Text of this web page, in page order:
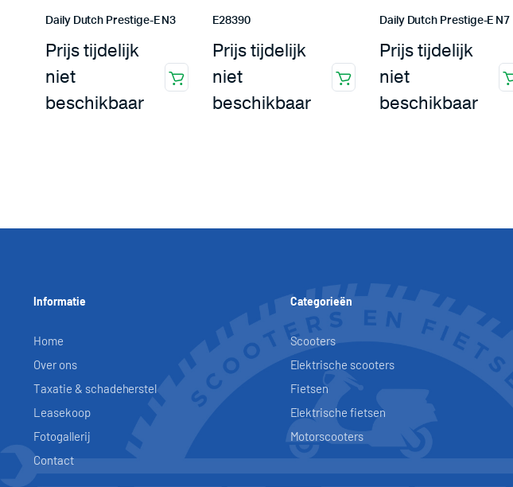
Daily Dutch Prestige-E N3
Prijs tijdelijk
niet
beschikbaar
E28390
Prijs tijdelijk
niet
beschikbaar
Daily Dutch Prestige-E N7
Prijs tijdelijk
niet
beschikbaar
Informatie
Home
Over ons
Taxatie & schadeherstel
Leasekoop
Fotogallerij
Contact
Categorieën
Scooters
Elektrische scooters
Fietsen
Elektrische fietsen
Motorscooters